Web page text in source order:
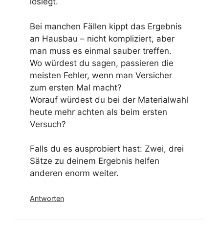
Bei manchen Fällen kippt das Ergebnis
an Hausbau – nicht kompliziert, aber
man muss es einmal sauber treffen.
Wo würdest du sagen, passieren die
meisten Fehler, wenn man Versicher
zum ersten Mal macht?
Worauf würdest du bei der Materialwahl
heute mehr achten als beim ersten
Versuch?
Falls du es ausprobiert hast: Zwei, drei
Sätze zu deinem Ergebnis helfen
anderen enorm weiter.
Antworten